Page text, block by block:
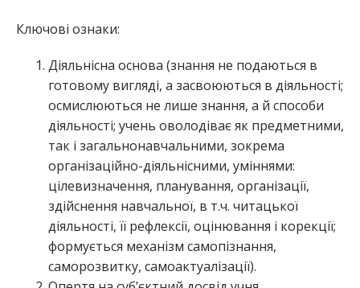
Ключові ознаки:
Діяльнісна основа (знання не подаються в
готовому вигляді, а засвоюються в діяльності;
осмислюються не лише знання, а й способи
діяльності; учень оволодіває як предметними,
так і загальнонавчальними, зокрема
організаційно-діяльнісними, уміннями:
цілевизначення, планування, організації,
здійснення навчальної, в т.ч. читацької
діяльності, її рефлексії, оцінювання і корекції;
формується механізм самопізнання,
саморозвитку, самоактуалізації).